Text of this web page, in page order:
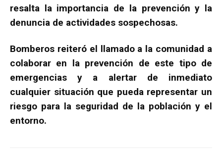
resalta la importancia de la prevención y la
denuncia de actividades sospechosas.
Bomberos reiteró el llamado a la comunidad a
colaborar en la prevención de este tipo de
emergencias y a alertar de inmediato
cualquier situación que pueda representar un
riesgo para la seguridad de la población y el
entorno.